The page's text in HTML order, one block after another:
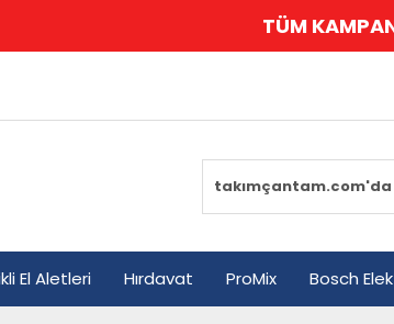
TÜM
El Aletleri Hırdavat ProMix Bosch